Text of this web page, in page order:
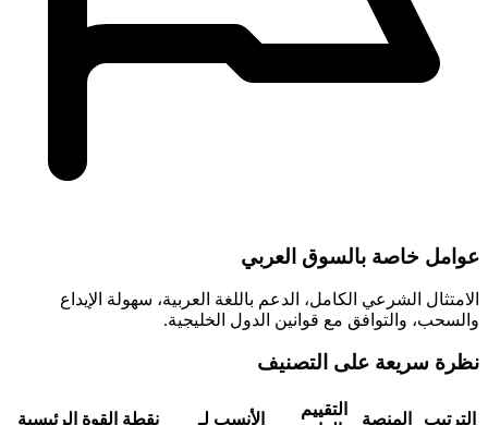
عوامل خاصة بالسوق العربي
الامتثال الشرعي الكامل، الدعم باللغة العربية، سهولة الإيداع
والسحب، والتوافق مع قوانين الدول الخليجية.
نظرة سريعة على التصنيف
الترتيب المنصة
التقييم
الأنسب لـ نقطة القوة الرئيسية